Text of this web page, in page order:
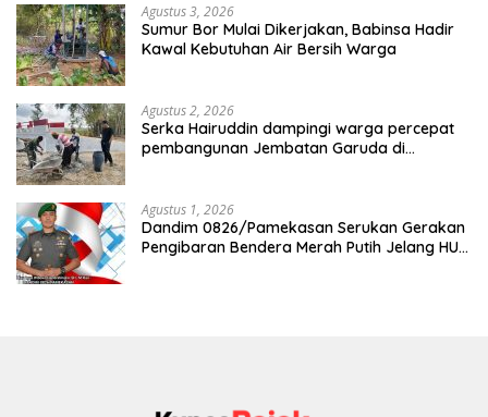
Agustus 3, 2026
Sumur Bor Mulai Dikerjakan, Babinsa Hadir
Kawal Kebutuhan Air Bersih Warga
Agustus 2, 2026
Serka Hairuddin dampingi warga percepat
pembangunan Jembatan Garuda di
Agustus 1, 2026
Dandim 0826/Pamekasan Serukan Gerakan
Pengibaran Bendera Merah Putih Jelang HUT